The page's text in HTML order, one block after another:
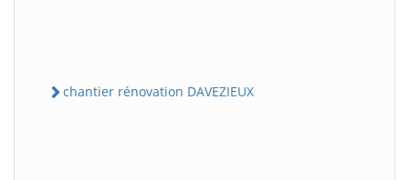
chantier rénovation DAVEZIEUX